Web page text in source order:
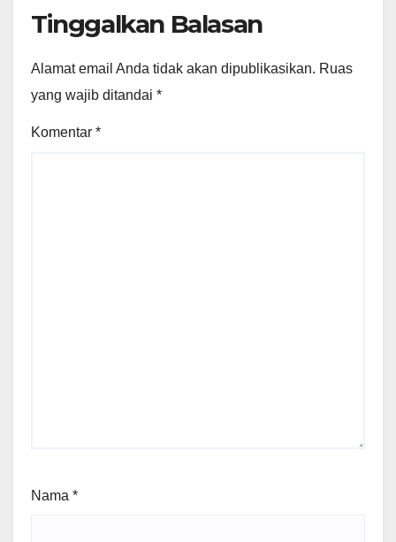
Tinggalkan Balasan
Alamat email Anda tidak akan dipublikasikan. Ruas
yang wajib ditandai *
Komentar *
Nama *